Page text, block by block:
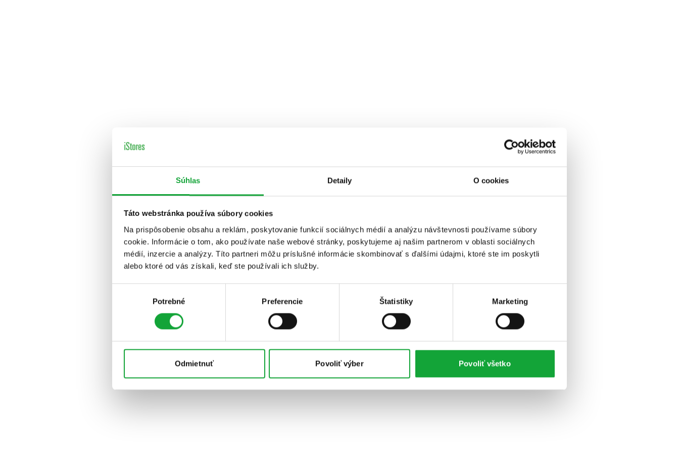
Súhlas Detaily O cookies
Táto webstránka používa súbory cookies
Na prispôsobenie obsahu a reklám, poskytovanie funkcií sociálnych médií a analýzu návštevnosti používame súbory
cookie. Informácie o tom, ako používate naše webové stránky, poskytujeme aj našim partnerom v oblasti sociálnych
médií, inzercie a analýzy. Títo partneri môžu príslušné informácie skombinovať s ďalšími údajmi, ktoré ste im poskytli
alebo ktoré od vás získali, keď ste používali ich služby.
Potrebné Preferencie Štatistiky Marketing
Odmietnuť Povoliť výber Povoliť všetko